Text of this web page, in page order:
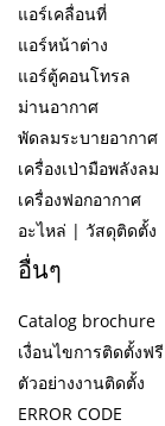
แอร์เคลื่อนที่
แอร์หน้าต่าง
แอร์ตู้คอนโทรล
ม่านอากาศ
พัดลมระบายอากาศ
เครื่องเป่ามือพลังลม
เครื่องฟอกอากาศ
อะไหล่ | วัสดุติดตั้ง
อื่นๆ
Catalog brochure
เงื่อนไขการติดตั้งฟรี
ตัวอย่างงานติดตั้ง
ERROR CODE